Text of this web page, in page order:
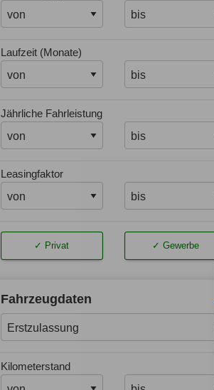
Laufzeit (Monate)
Jährliche Fahrleistung
Leasingfaktor
Privat Gewerbe
Fahrzeugdaten
Kilometerstand